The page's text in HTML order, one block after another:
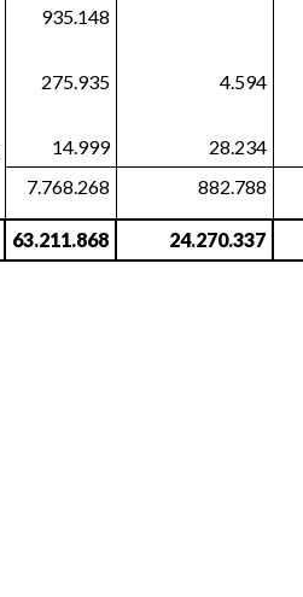
935.148
275.935 4.594
14.999
28.234
7.768.268 882.788
63.211.868 24.270.337